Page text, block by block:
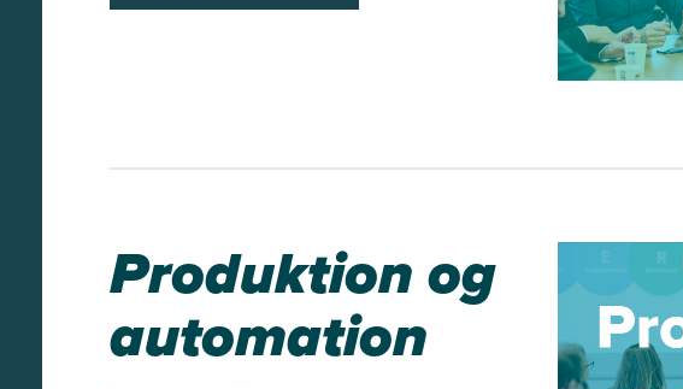
Produktion og
automation